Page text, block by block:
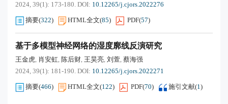
2024, 39(1): 173-180. DOI: 10.12265/j.cjors.2022276
摘要(322) HTML全文(85) PDF(57)
基于多模型神经网络的湿度廓线反演研究
王金虎, 肖安虹, 陈后财, 王昊亮, 刘萱, 蔡海强
2024, 39(1): 181-190. DOI: 10.12265/j.cjors.2022271
摘要(466) HTML全文(122) PDF(70) 施引文献(1)